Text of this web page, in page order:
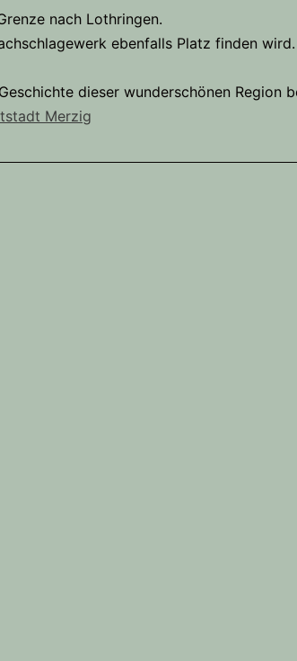
nach Lothringen.
ebenfalls Platz finden wird.
dieser wunderschönen Region
Merzig